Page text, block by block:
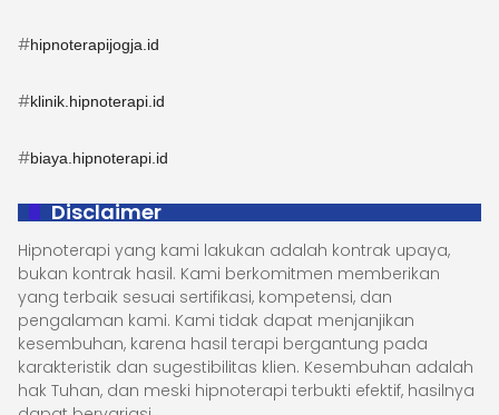
#hipnoterapijogja.id
#klinik.hipnoterapi.id
#biaya.hipnoterapi.id
Disclaimer
Hipnoterapi yang kami lakukan adalah kontrak upaya,
bukan kontrak hasil. Kami berkomitmen memberikan
yang terbaik sesuai sertifikasi, kompetensi, dan
pengalaman kami. Kami tidak dapat menjanjikan
kesembuhan, karena hasil terapi bergantung pada
karakteristik dan sugestibilitas klien. Kesembuhan adalah
hak Tuhan, dan meski hipnoterapi terbukti efektif, hasilnya